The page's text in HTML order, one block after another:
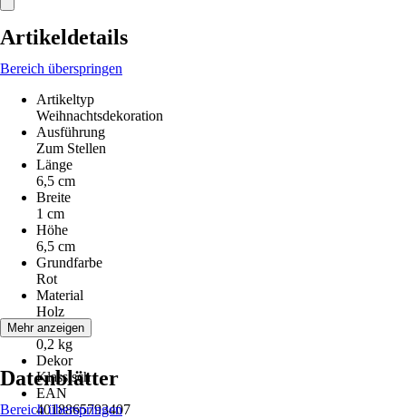
Artikeldetails
Bereich überspringen
Artikeltyp
Weihnachtsdekoration
Ausführung
Zum Stellen
Länge
6,5 cm
Breite
1 cm
Höhe
6,5 cm
Grundfarbe
Rot
Material
Holz
Gewicht
0,2 kg
Dekor
Klassisch
EAN
4018865793407
Mehr anzeigen
Datenblätter
Bereich überspringen